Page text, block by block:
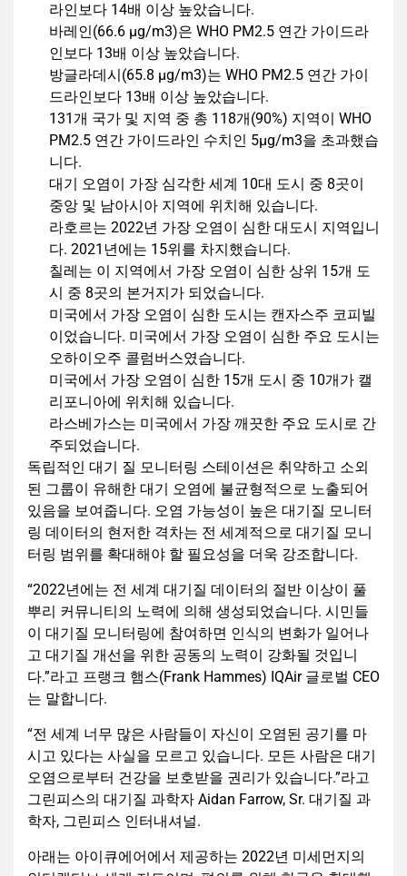
라인보다 14배 이상 높았습니다.
바레인(66.6 µg/m3)은 WHO PM2.5 연간 가이드라
인보다 13배 이상 높았습니다.
방글라데시(65.8 µg/m3)는 WHO PM2.5 연간 가이
드라인보다 13배 이상 높았습니다.
131개 국가 및 지역 중 총 118개(90%) 지역이 WHO
PM2.5 연간 가이드라인 수치인 5µg/m3을 초과했습
니다.
대기 오염이 가장 심각한 세계 10대 도시 중 8곳이
중앙 및 남아시아 지역에 위치해 있습니다.
라호르는 2022년 가장 오염이 심한 대도시 지역입니
다. 2021년에는 15위를 차지했습니다.
칠레는 이 지역에서 가장 오염이 심한 상위 15개 도
시 중 8곳의 본거지가 되었습니다.
미국에서 가장 오염이 심한 도시는 캔자스주 코피빌
이었습니다. 미국에서 가장 오염이 심한 주요 도시는
오하이오주 콜럼버스였습니다.
미국에서 가장 오염이 심한 15개 도시 중 10개가 캘
리포니아에 위치해 있습니다.
라스베가스는 미국에서 가장 깨끗한 주요 도시로 간
주되었습니다.
독립적인 대기 질 모니터링 스테이션은 취약하고 소외
된 그룹이 유해한 대기 오염에 불균형적으로 노출되어
있음을 보여줍니다. 오염 가능성이 높은 대기질 모니터
링 데이터의 현저한 격차는 전 세계적으로 대기질 모니
터링 범위를 확대해야 할 필요성을 더욱 강조합니다.
“2022년에는 전 세계 대기질 데이터의 절반 이상이 풀
뿌리 커뮤니티의 노력에 의해 생성되었습니다. 시민들
이 대기질 모니터링에 참여하면 인식의 변화가 일어나
고 대기질 개선을 위한 공동의 노력이 강화될 것입니
다.”라고 프랭크 햄스(Frank Hammes) IQAir 글로벌 CEO
는 말합니다.
“전 세계 너무 많은 사람들이 자신이 오염된 공기를 마
시고 있다는 사실을 모르고 있습니다. 모든 사람은 대기
오염으로부터 건강을 보호받을 권리가 있습니다.”라고
그린피스의 대기질 과학자 Aidan Farrow, Sr. 대기질 과
학자, 그린피스 인터내셔널.
아래는 아이큐에어에서 제공하는 2022년 미세먼지의